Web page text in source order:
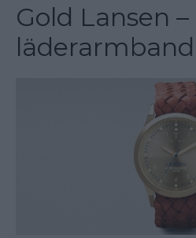
Gold Lansen
läderarmband